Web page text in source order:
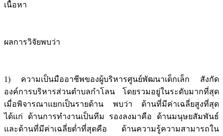
เนื้อหา
ผลการวิจัยพบว่า
1) ความเป็นมืออาชีพของผู้บริหารศูนย์พัฒนาเด็กเล็ก สังกัด
องค์การบริหารส่วนตำบลกำโลน โดยรวมอยู่ในระดับมากที่สุด
เมื่อพิจารณาแยกเป็นรายด้าน พบว่า ด้านที่มีค่าเฉลี่ยสูงที่สุด
ได้แก่ ด้านการทำงานเป็นทีม รองลงมาคือ ด้านมนุษยสัมพันธ์
และด้านที่มีค่าเฉลี่ยต่ำที่สุดคือ ด้านความรู้ความสามารถใน